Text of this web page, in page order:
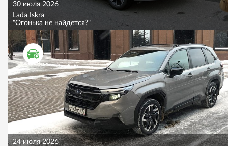
30 июля 2026
Lada Iskra
"Огонька не найдется?"
ТЕСТ ДРАЙВ
24 июля 2026